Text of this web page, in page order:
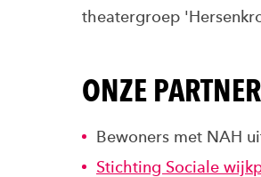
theatergroep
ONZE
Bewoners met NAH
Stichting Sociale